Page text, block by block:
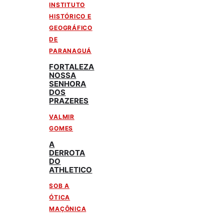
INSTITUTO
HISTÓRICO E
GEOGRÁFICO
DE
PARANAGUÁ
FORTALEZA
NOSSA
SENHORA
DOS
PRAZERES
VALMIR
GOMES
A
DERROTA
DO
ATHLETICO
SOB A
ÓTICA
MAÇÔNICA